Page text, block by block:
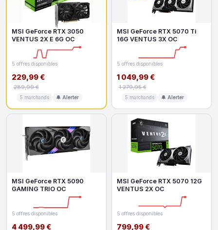
MSI GeForce RTX 3050
VENTUS 2X E 6G OC
5 offres disponibles
229,99 €
289,99 €
5 marchands 🔔 Alerter
MSI GeForce RTX 5070 Ti
16G VENTUS 3X OC
5 offres disponibles
1 049,99 €
1 279,95 €
5 marchands 🔔 Alerter
MSI GeForce RTX 5090
GAMING TRIO OC
5 offres disponibles
4 499,99 €
MSI GeForce RTX 5070 12G
VENTUS 2X OC
5 offres disponibles
799,99 €